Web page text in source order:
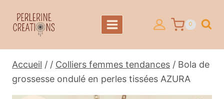
contenu
0
Accueil / / Colliers femmes tendances / Bola de
grossesse ondulé en perles tissées AZURA